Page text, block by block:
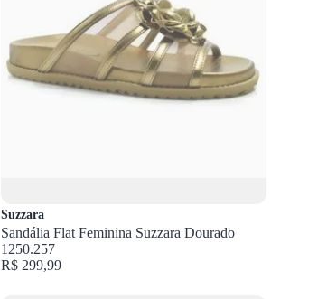
Suzzara
Sandália Flat Feminina Suzzara Dourado
1250.257
R$ 299,99